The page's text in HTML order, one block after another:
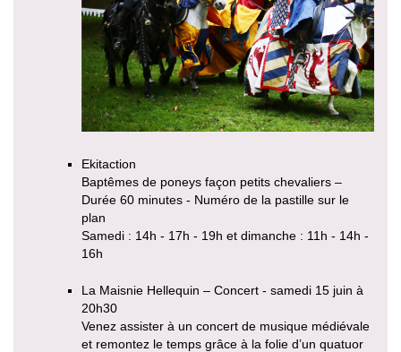
Ekitaction
Baptêmes de poneys façon petits chevaliers –
Durée 60 minutes - Numéro de la pastille sur le
plan
Samedi : 14h - 17h - 19h et dimanche : 11h - 14h -
16h
La Maisnie Hellequin – Concert - samedi 15 juin à
20h30
Venez assister à un concert de musique médiévale
et remontez le temps grâce à la folie d’un quatuor